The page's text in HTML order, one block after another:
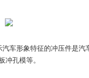
车形象特征的冲压件是
冲孔模等。